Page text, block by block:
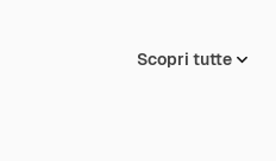
Scopri tutte